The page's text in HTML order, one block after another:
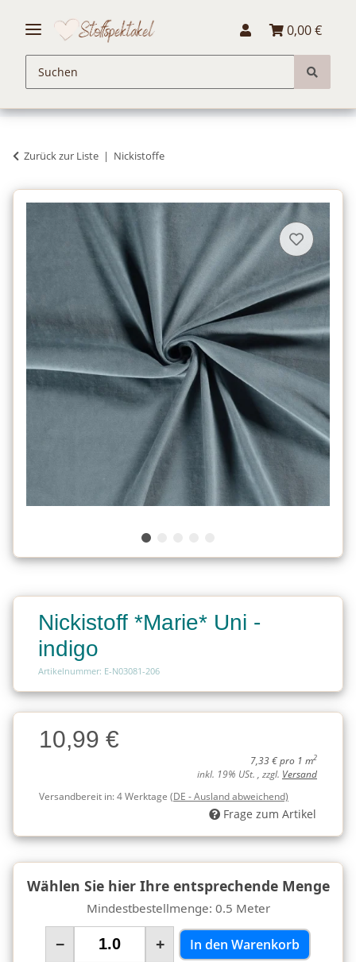
0,00 €
Zurück zur Liste Nickistoffe
Nickistoff *Marie* Uni -
indigo
Artikelnummer: E-N03081-206
Charge
Charge10,99 €
7,33 € pro 1 m2
inkl. 19% USt. , zzgl. Versand
Versandbereit in:4 Werktage (DE - Ausland abweichend)
Frage zum Artikel
Wählen Sie hier Ihre entsprechende Menge
Mindestbestellmenge: 0.5 Meter
− + In den Warenkorb